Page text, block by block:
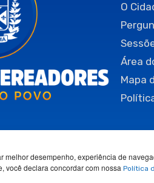
melhor desempenho, experiência de
você declara concordar com nossa Política
O
Área
Mapa